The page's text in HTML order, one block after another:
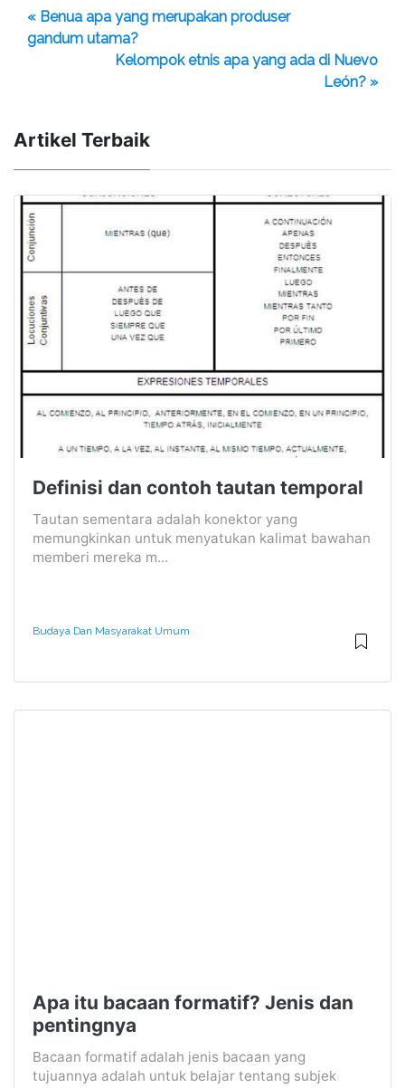
« Benua apa yang merupakan produser
gandum utama?
Kelompok etnis apa yang ada di Nuevo
León? »
Artikel Terbaik
Definisi dan contoh tautan temporal
Tautan sementara adalah konektor yang
memungkinkan untuk menyatukan kalimat bawahan
memberi mereka m...
Budaya Dan Masyarakat Umum
Apa itu bacaan formatif? Jenis dan
pentingnya
Bacaan formatif adalah jenis bacaan yang
tujuannya adalah untuk belajar tentang subjek